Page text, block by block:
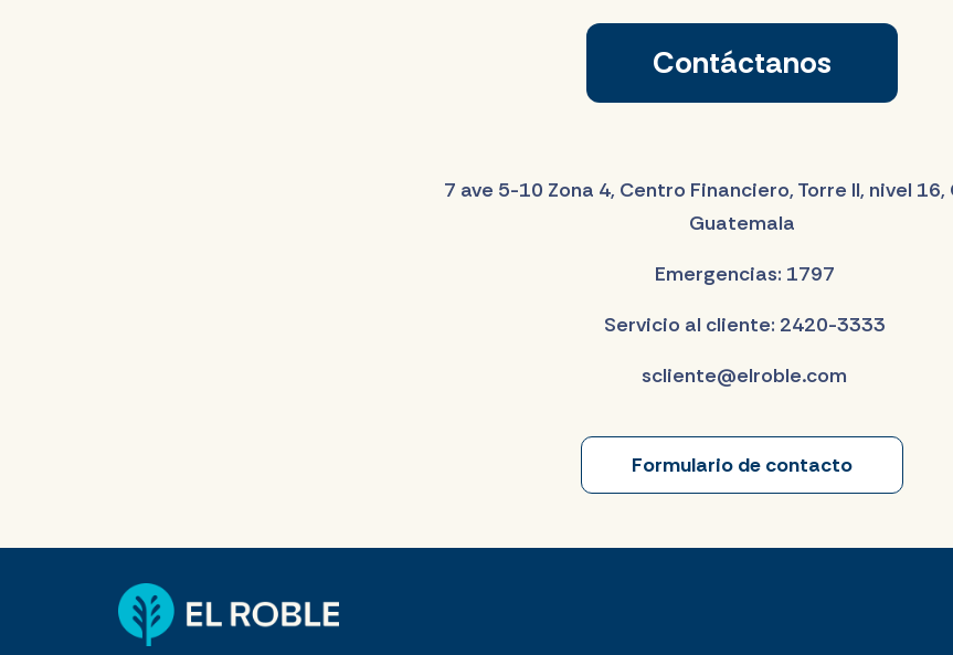
Contáctanos
7 ave 5-10 Zona 4, Centro Financiero, Torre II, nivel
Guatemala
Emergencias: 1797
Servicio al cliente: 2420-3333
scliente@elroble.com
Formulario de contacto